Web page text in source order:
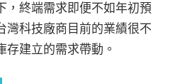
，終端需求即便不如年初預
灣科技廠商目前的業績很不
存建立的需求帶動。